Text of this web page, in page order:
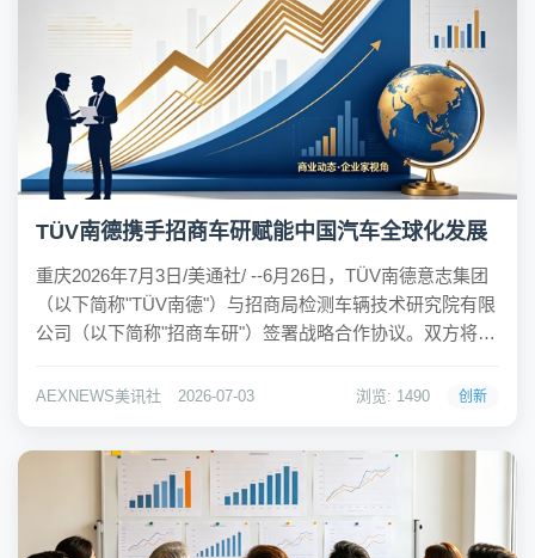
TÜV南德携手招商车研赋能中国汽车全球化发展
重庆2026年7月3日/美通社/ --6月26日，TÜV南德意志集团
（以下简称"TÜV南德"）与招商局检测车辆技术研究院有限
公司（以下简称"招商车研"）签署战略合作协议。双方将围
领域开展合作，整合TÜV南德全球网络资源与招商车研检
AEXNEWS美讯社 2026-07-03 浏览: 1490 创新